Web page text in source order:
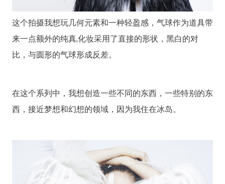
这个拍摄我想玩几何元素和一种轻盈感，气球作为道具带
来一点额外的纯真,化妆采用了直接的形状，黑白的对
比，与圆形的气球形成反差。
在这个系列中，我想创造一些不同的东西，一些特别的东
西，接近梦想和幻想的领域，因为我住在冰岛。